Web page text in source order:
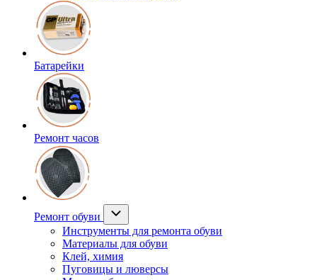
Батарейки
Ремонт часов
Ремонт обуви
Инструменты для ремонта обуви
Материалы для обуви
Клей, химия
Пуговицы и люверсы